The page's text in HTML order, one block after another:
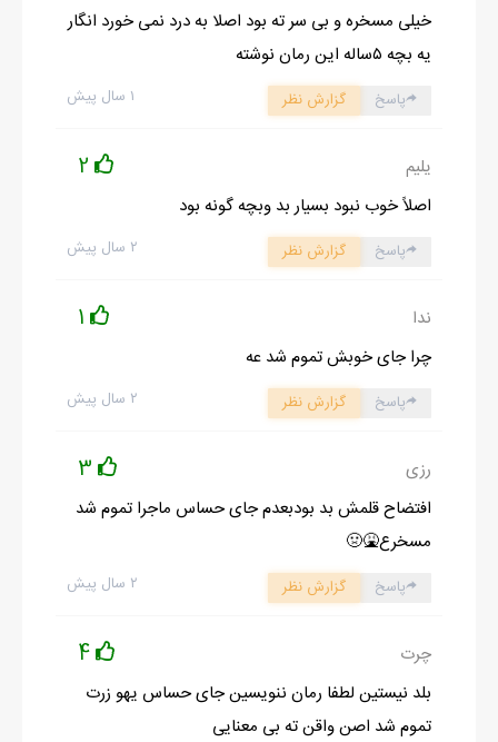
خیلی مسخره و بی سر ته بود اصلا به درد نمی خورد انگار
یه بچه ۵ساله این رمان نوشته
۱ سال پیش پاسخ گزارش نظر
یلیم 2
اصلاً خوب نبود بسیار بد وبچه گونه بود
۲ سال پیش پاسخ گزارش نظر
ندا 1
چرا جای خوبش تموم شد عه
۲ سال پیش پاسخ گزارش نظر
رزی 3
افتضاح قلمش بد بودبعدم جای حساس ماجرا تموم شد
مسخرع🤮🤢
۲ سال پیش پاسخ گزارش نظر
چرت 4
بلد نیستین لطفا رمان ننویسین جای حساس یهو زرت
تموم شد اصن واقن ته بی معنایی